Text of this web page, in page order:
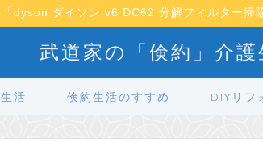
dyson ダイソン v6 DC62 分解フィルター掃
武道家の「倹約」介
活 倹約生活のすすめ DIYリフ